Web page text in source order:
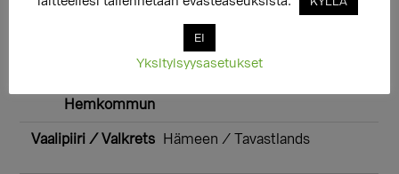
Venla Avelin
Hämeen / Tavastlands
EI
Yksityisyysasetukset